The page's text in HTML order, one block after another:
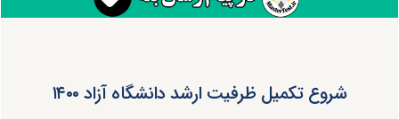
شروع تکمیل ظرفیت ارشد دانشگاه آزاد ۱۴۰۰